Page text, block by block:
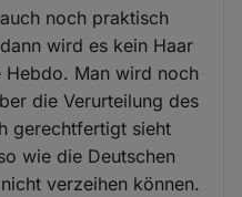
noch praktisch
wird es kein Haar
Hebdo. Man wird noch
die Verurteilung des
gerechtfertigt sieht
wie die Deutschen
verzeihen können.